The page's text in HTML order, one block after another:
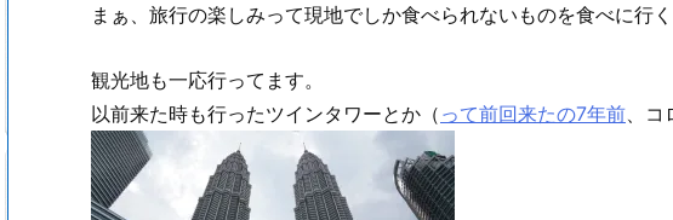
まぁ、旅行の楽しみって現地でしか食べられないものを食べに行
観光地も一応行ってます。
以前来た時も行ったツインタワーとか（ って前回来たの7年前 、